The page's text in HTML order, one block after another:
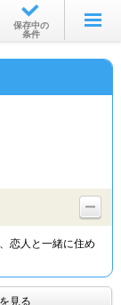
保存中の
条件
恋人と一緒に住め
見る